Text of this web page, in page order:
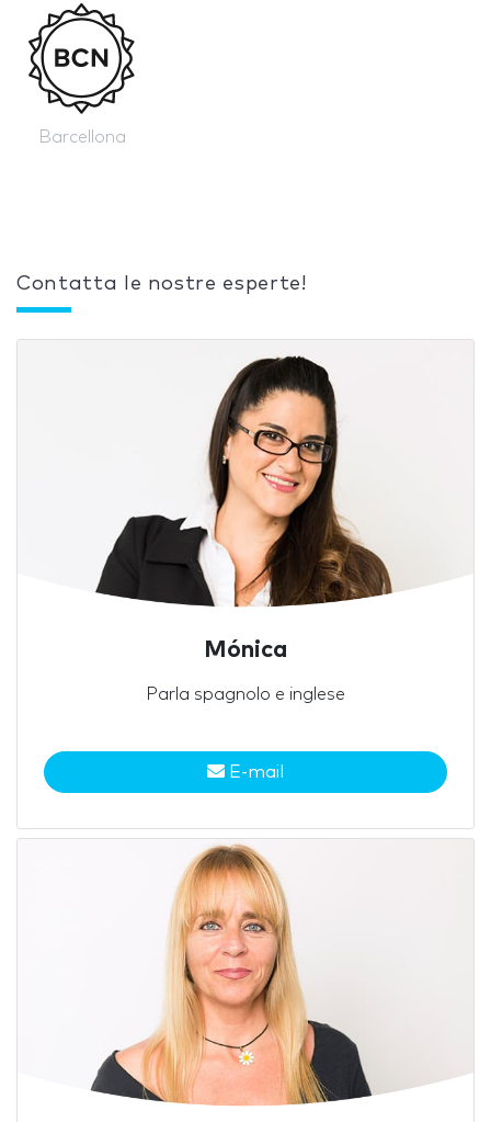
Barcellona
Contatta le nostre esperte!
Mónica
Parla spagnolo e inglese
E-mail